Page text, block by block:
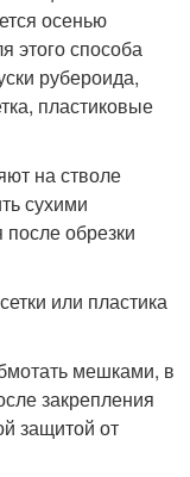
осенью
этого способа
рубероида,
пластиковые
на стволе
сухими
обрезки
или пластика
мешками, в
закрепления
защитой от